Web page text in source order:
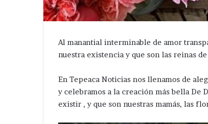
Al manantial interminable de amor
nuestra existencia y que son las reinas
En Tepeaca Noticias nos llenamos de
y celebramos a la creación más bella De
existir , y que son nuestras mamás, las